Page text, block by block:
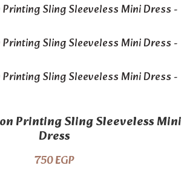
Printing Sling Sleeveless Mini
Dress
750EGP